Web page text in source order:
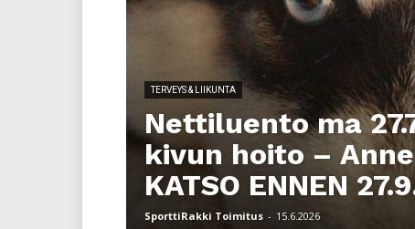
TERVEYS & LIIKUNTA
Nettiluento ma
kivun hoito –
KATSO ENNEN
SporttiRakki Toimitus - 15.6.2026